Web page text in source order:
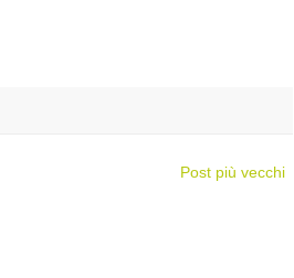
Post più vecchi